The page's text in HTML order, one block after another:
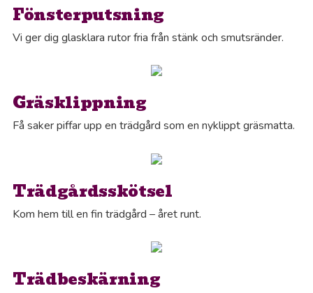
Fönsterputsning
Vi ger dig glasklara rutor fria från stänk och smutsränder.
Gräsklippning
Få saker piffar upp en trädgård som en nyklippt gräsmatta.
Trädgårdsskötsel
Kom hem till en fin trädgård – året runt.
Trädbeskärning